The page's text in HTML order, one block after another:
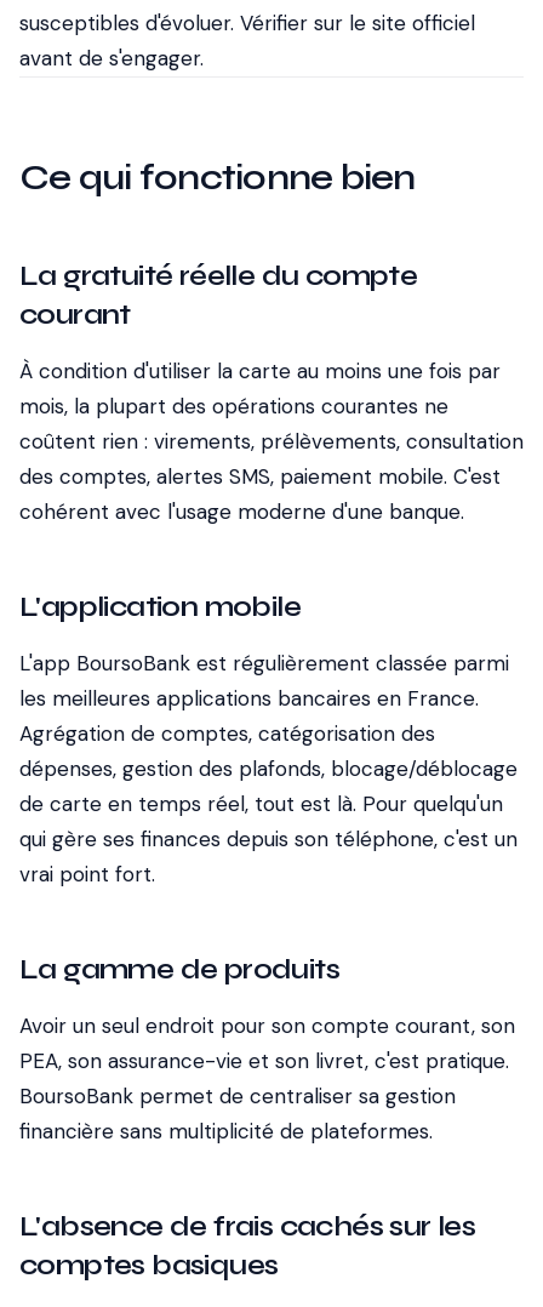
susceptibles d'évoluer. Vérifier sur le site officiel
avant de s'engager.
Ce qui fonctionne bien
La gratuité réelle du compte
courant
À condition d'utiliser la carte au moins une fois par
mois, la plupart des opérations courantes ne
coûtent rien : virements, prélèvements, consultation
des comptes, alertes SMS, paiement mobile. C'est
cohérent avec l'usage moderne d'une banque.
L'application mobile
L'app BoursoBank est régulièrement classée parmi
les meilleures applications bancaires en France.
Agrégation de comptes, catégorisation des
dépenses, gestion des plafonds, blocage/déblocage
de carte en temps réel, tout est là. Pour quelqu'un
qui gère ses finances depuis son téléphone, c'est un
vrai point fort.
La gamme de produits
Avoir un seul endroit pour son compte courant, son
PEA, son assurance-vie et son livret, c'est pratique.
BoursoBank permet de centraliser sa gestion
financière sans multiplicité de plateformes.
L'absence de frais cachés sur les
comptes basiques